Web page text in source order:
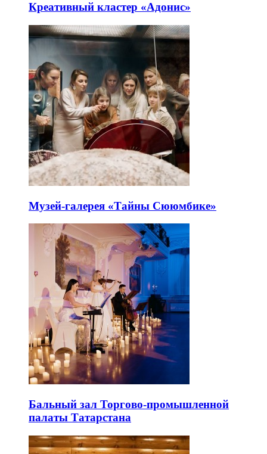
Креативный кластер «Адонис»
Музей-галерея «Тайны Сююмбике»
Бальный зал Торгово-промышленной
палаты Татарстана